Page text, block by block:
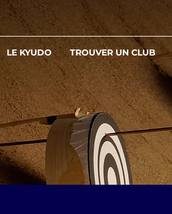
LE KYUDO TROUVER UN CLUB